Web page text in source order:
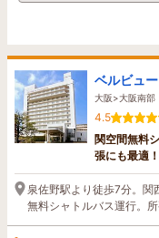
ベルビュ
大阪>大阪南部
4.5
関空間無料
張にも最適！
泉佐野駅より徒歩7分。関
無料シャトルバス運行。